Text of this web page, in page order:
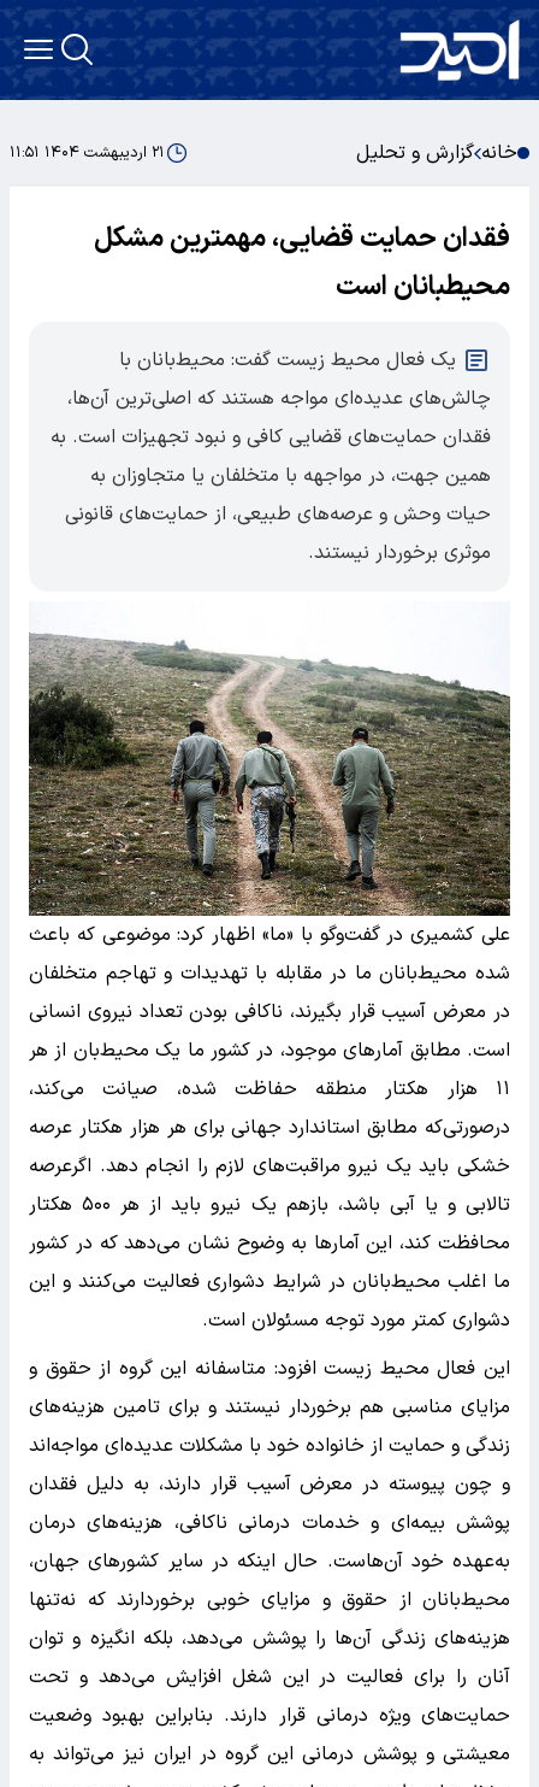
خانه گزارش و تحلیل ۲۱ اردیبهشت ۱۴۰۴ ۱۱:۵۱
فقدان حمایت قضایی، مهمترین مشکل
محیطبانان است
یک فعال محیط زیست گفت: محیط‌بانان با
چالش‌های عدیده‌ای مواجه هستند که اصلی‌ترین آن‌ها،
فقدان حمایت‌های قضایی کافی و نبود تجهیزات است. به
همین جهت، در مواجهه با متخلفان یا متجاوزان به
حیات وحش و عرصه‌های طبیعی، از حمایت‌های قانونی
موثری برخوردار نیستند.
علی کشمیری در گفت‌و‌گو با «ما» اظهار کرد: موضوعی که باعث
شده محیط‌بانان ما در مقابله با تهدیدات و تهاجم متخلفان
در معرض آسیب قرار بگیرند، ناکافی بودن تعداد نیروی انسانی
است. مطابق آمار‌های موجود، در کشور ما یک محیط‌بان از هر
۱۱ هزار هکتار منطقه حفاظت شده، صیانت می‌کند،
در‌صورتی‌که مطابق استاندارد جهانی برای هر هزار هکتار عرصه
خشکی باید یک نیرو مراقبت‌های لازم را انجام دهد. اگرعرصه
تالابی و یا آبی باشد، بازهم یک نیرو باید از هر ۵۰۰ هکتار
محافظت کند، این آمار‌ها به وضوح نشان می‌دهد که در کشور
ما اغلب محیط‌بانان در شرایط دشواری فعالیت می‌کنند و این
دشواری کمتر مورد‌ توجه مسئولان است.
این فعال محیط زیست افزود: متاسفانه این گروه از حقوق و
مزایای مناسبی هم برخوردار نیستند و برای تامین هزینه‌های
زندگی و حمایت از خانواده خود با مشکلات عدیده‌ای مواجه‌اند
و چون پیوسته در معرض آسیب قرار دارند، به دلیل فقدان
پوشش بیمه‌ای و خدمات درمانی ناکافی، هزینه‌های درمان
به‌عهده خود آن‌هاست. حال اینکه در سایر کشور‌های جهان،
محیط‌بانان از حقوق و مزایای خوبی برخوردارند که نه‌تنها
هزینه‌های زندگی آن‌ها را پوشش می‌دهد، بلکه انگیزه و توان
آنان را برای فعالیت در این شغل افزایش می‌دهد و تحت
حمایت‌های ویژه درمانی قرار دارند. بنابراین بهبود وضعیت
معیشتی و پوشش درمانی این گروه در ایران نیز می‌تواند به